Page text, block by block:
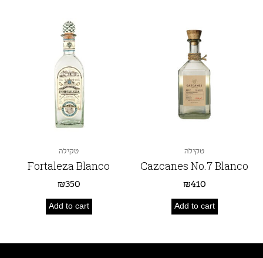
טקילה
Cazcanes No.7 Blanco
₪410
Add to cart
טקילה
Fortaleza Blanco
₪350
Add to cart